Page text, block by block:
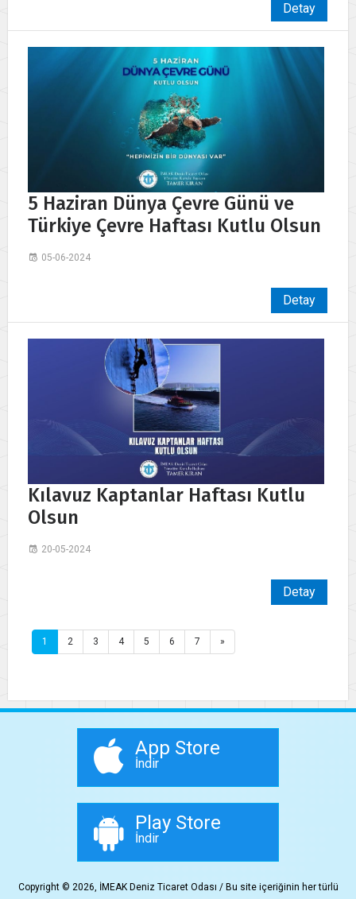
Detay
5 Haziran Dünya Çevre Günü ve
Türkiye Çevre Haftası Kutlu Olsun
05-06-2024
Detay
Kılavuz Kaptanlar Haftası Kutlu
Olsun
20-05-2024
Detay
1 2 3 4 5 6 7 »
App Store
İndir
Play Store
İndir
Copyright © 2026, İMEAK Deniz Ticaret Odası / Bu site içeriğinin her türlü